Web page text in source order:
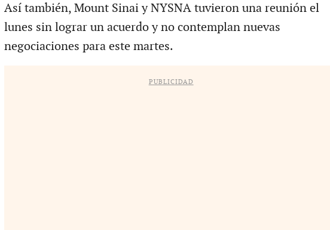
Así también, Mount Sinai y NYSNA tuvieron una reunión el
lunes sin lograr un acuerdo y no contemplan nuevas
negociaciones para este martes.
PUBLICIDAD